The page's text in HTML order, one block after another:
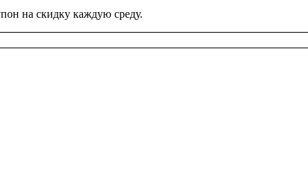
на скидку каждую среду.